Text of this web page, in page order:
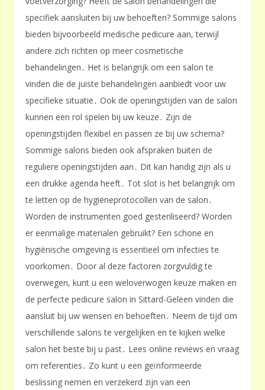
specifiek aansluiten bij uw behoeften? Sommige salons
bieden bijvoorbeeld medische pedicure aan, terwijl
andere zich richten op meer cosmetische
behandelingen․ Het is belangrijk om een salon te
vinden die de juiste behandelingen aanbiedt voor uw
specifieke situatie․ Ook de openingstijden van de salon
kunnen een rol spelen bij uw keuze․ Zijn de
openingstijden flexibel en passen ze bij uw schema?
Sommige salons bieden ook afspraken buiten de
reguliere openingstijden aan․ Dit kan handig zijn als u
een drukke agenda heeft․ Tot slot is het belangrijk om
te letten op de hygiëneprotocollen van de salon․
Worden de instrumenten goed gesteriliseerd? Worden
er eenmalige materialen gebruikt? Een schone en
hygiënische omgeving is essentieel om infecties te
voorkomen․ Door al deze factoren zorgvuldig te
overwegen, kunt u een weloverwogen keuze maken en
de perfecte pedicure salon in Sittard-Geleen vinden die
aansluit bij uw wensen en behoeften․ Neem de tijd om
verschillende salons te vergelijken en te kijken welke
salon het beste bij u past․ Lees online reviews en vraag
om referenties․ Zo kunt u een geïnformeerde
beslissing nemen en verzekerd zijn van een